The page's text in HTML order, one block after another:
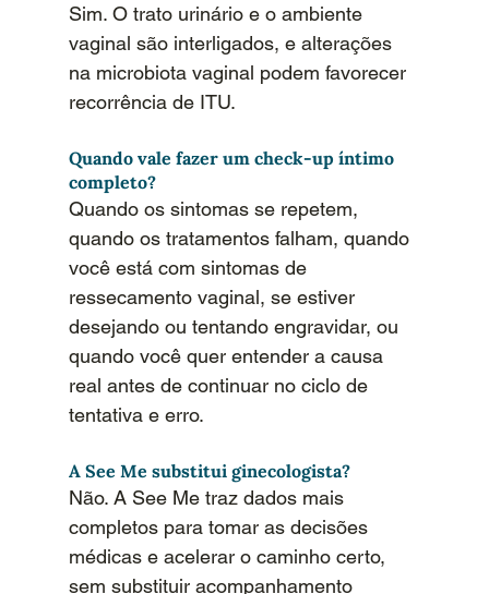
Sim. O trato urinário e o ambiente
vaginal são interligados, e alterações
na microbiota vaginal podem favorecer
recorrência de ITU.
Quando vale fazer um check-up íntimo
completo?
Quando os sintomas se repetem,
quando os tratamentos falham, quando
você está com sintomas de
ressecamento vaginal, se estiver
desejando ou tentando engravidar, ou
quando você quer entender a causa
real antes de continuar no ciclo de
tentativa e erro.
A See Me substitui ginecologista?
Não. A See Me traz dados mais
completos para tomar as decisões
médicas e acelerar o caminho certo,
sem substituir acompanhamento